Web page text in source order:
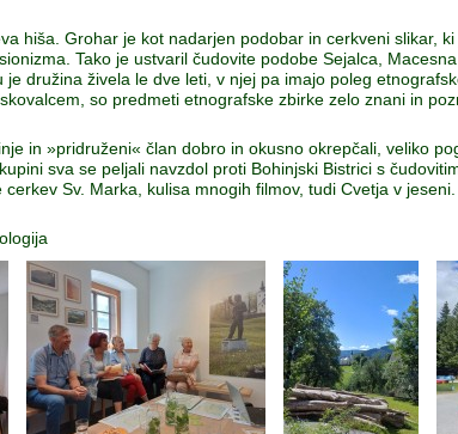
hiša. Grohar je kot nadarjen podobar in cerkveni slikar,
Tako je ustvaril čudovite podobe Sejalca,
družina živela le dve leti, v njej pa imajo poleg
so predmeti etnografske zbirke zelo znani in
in »pridruženi« član dobro in okusno okrepčali, veliko
sva se peljali navzdol proti Bohinjski Bistrici s
Sv. Marka, kulisa mnogih filmov, tudi Cvetja v